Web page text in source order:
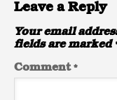
Leave a Reply
Your email
fields are marked *
Comment*